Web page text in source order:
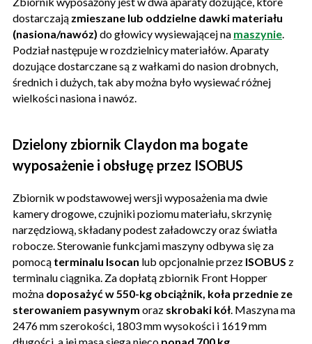
dostarczają zmieszane lub oddzielne dawki materiału
(nasiona/nawóz) do głowicy wysiewającej na maszynie.
Podział następuje w rozdzielnicy materiałów. Aparaty
dozujące dostarczane są z wałkami do nasion drobnych,
średnich i dużych, tak aby można było wysiewać różnej
wielkości nasiona i nawóz.
Dzielony zbiornik Claydon ma bogate
wyposażenie i obsługę przez ISOBUS
Zbiornik w podstawowej wersji wyposażenia ma dwie
kamery drogowe, czujniki poziomu materiału, skrzynię
narzędziową, składany podest załadowczy oraz światła
robocze. Sterowanie funkcjami maszyny odbywa się za
pomocą terminalu Isocan lub opcjonalnie przez ISOBUS z
terminalu ciągnika. Za dopłatą zbiornik Front Hopper
można doposażyć w 550-kg obciążnik, koła przednie ze
sterowaniem pasywnym oraz skrobaki kół. Maszyna ma
2476 mm szerokości, 1803 mm wysokości i 1619 mm